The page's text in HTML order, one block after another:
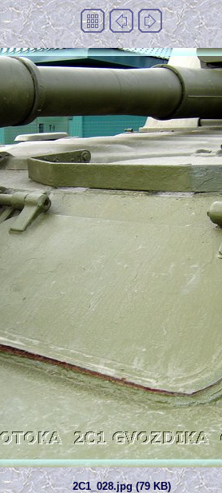
2C1_028.jpg (79 KB)